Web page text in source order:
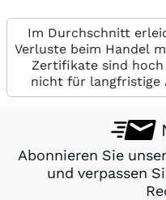
Im Durchschnitt
Verluste beim Handel
Zertifikate sind
nicht für langfristige
Abonnieren Sie
und verpassen